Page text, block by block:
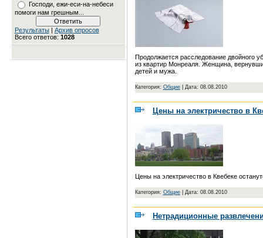
Господи, ежи-еси-на-небеси
помоги нам грешным...
Результаты| Архив опросов
Всего ответов: 1028
Продолжается расследование двойного
из квартир Монреаля. Женщина,
детей и мужа.
Категория: Общие| Дата: 08.08.2010
Цены на электричество в
Цены на электричество в Квебеке
Категория: Общие| Дата: 08.08.2010
Нетрадиционные